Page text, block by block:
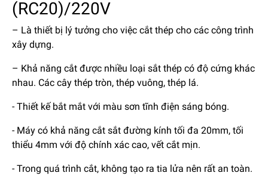
(RC20)/220V
– Là thiết bị lý tưởng cho việc cắt thép cho các công trình
xây dựng.
– Khả năng cắt được nhiều loại sắt thép có độ cứng khác
nhau. Các cây thép tròn, thép vuông, thép lá.
- Thiết kế bắt mắt với màu sơn tĩnh điện sáng bóng.
- Máy có khả năng cắt sắt đường kính tối đa 20mm, tối
thiểu 4mm với độ chính xác cao, vết cắt mịn.
- Trong quá trình cắt, không tạo ra tia lửa nên rất an toàn.